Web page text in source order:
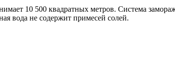
10 500 квадратных метров. Система
вода не содержит примесей солей.